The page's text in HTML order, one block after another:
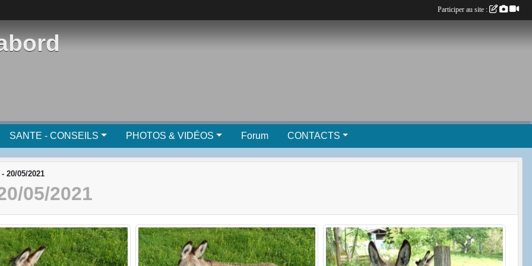
SANTE - CONSEILS PHOTOS & VIDÉOS Forum CONTACTS
20/05/2021
05/2021
Participer au site :